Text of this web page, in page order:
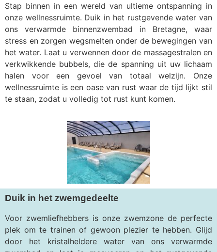
Stap binnen in een wereld van ultieme ontspanning in
onze wellnessruimte. Duik in het rustgevende water van
ons verwarmde binnenzwembad in Bretagne, waar
stress en zorgen wegsmelten onder de bewegingen van
het water. Laat u verwennen door de massagestralen en
verkwikkende bubbels, die de spanning uit uw lichaam
halen voor een gevoel van totaal welzijn. Onze
wellnessruimte is een oase van rust waar de tijd lijkt stil
te staan, zodat u volledig tot rust kunt komen.
Duik in het zwemgedeelte
Voor zwemliefhebbers is onze zwemzone de perfecte
plek om te trainen of gewoon plezier te hebben. Glijd
door het kristalheldere water van ons verwarmde